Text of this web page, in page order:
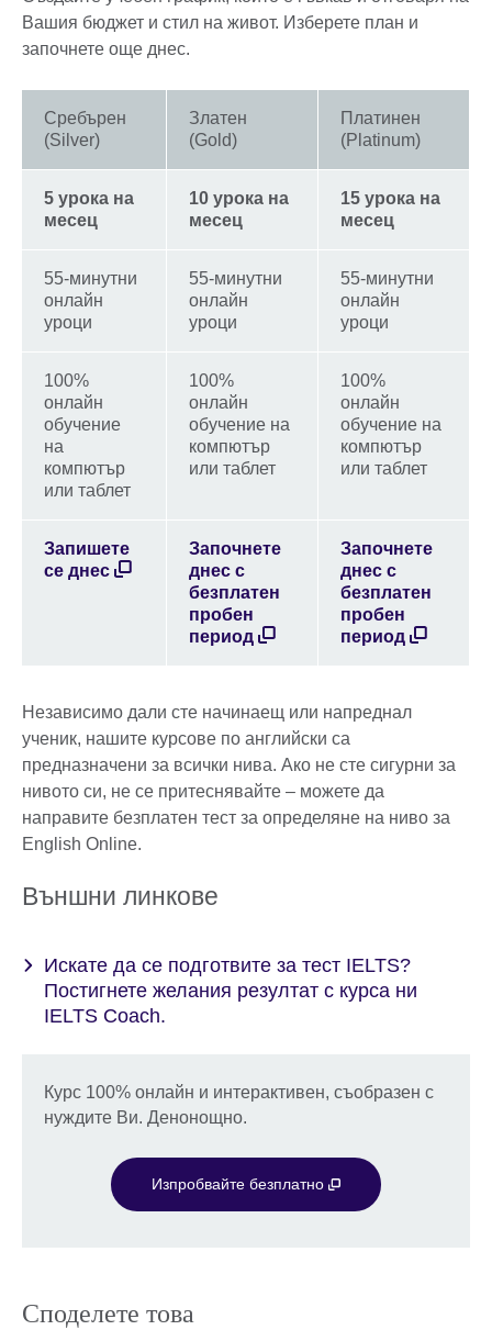
Вашия бюджет и стил на живот. Изберете план и
започнете още днес.
Сребърен
(Silver)
Златен
(Gold)
Платинен
(Platinum)
5 урока на
месец
10 урока на
месец
15 урока на
месец
55-минутни
онлайн
уроци
55-минутни
онлайн
уроци
55-минутни
онлайн
уроци
100%
онлайн
обучение
на
компютър
или таблет
100%
онлайн
обучение на
компютър
или таблет
100%
онлайн
обучение на
компютър
или таблет
Запишете
се днес
Започнете
днес с
безплатен
пробен
период
Започнете
днес с
безплатен
пробен
период
Независимо дали сте начинаещ или напреднал
ученик, нашите курсове по английски са
предназначени за всички нива. Ако не сте сигурни за
нивото си, не се притеснявайте – можете да
направите безплатен тест за определяне на ниво за
English Online.
Външни линкове
Искате да се подготвите за тест IELTS?
Постигнете желания резултат с курса ни
IELTS Coach.
Курс 100% онлайн и интерактивен, съобразен с
нуждите Ви. Денонощно.
Изпробвайте безплатно
Споделете това